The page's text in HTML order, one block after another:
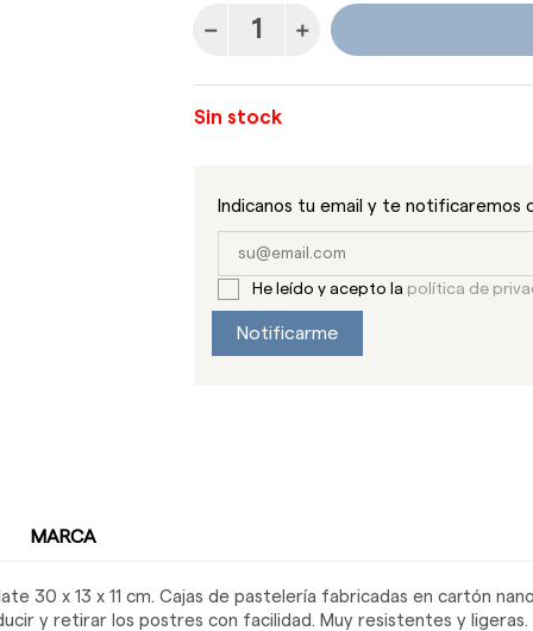
Sin stock
Indicanos tu email y te notificaremos
He leído y acepto la política de
Notificarme
MARCA
30 x 13 x 11 cm. Cajas de pastelería fabricadas en cartón
y retirar los postres con facilidad. Muy resistentes y ligeras.